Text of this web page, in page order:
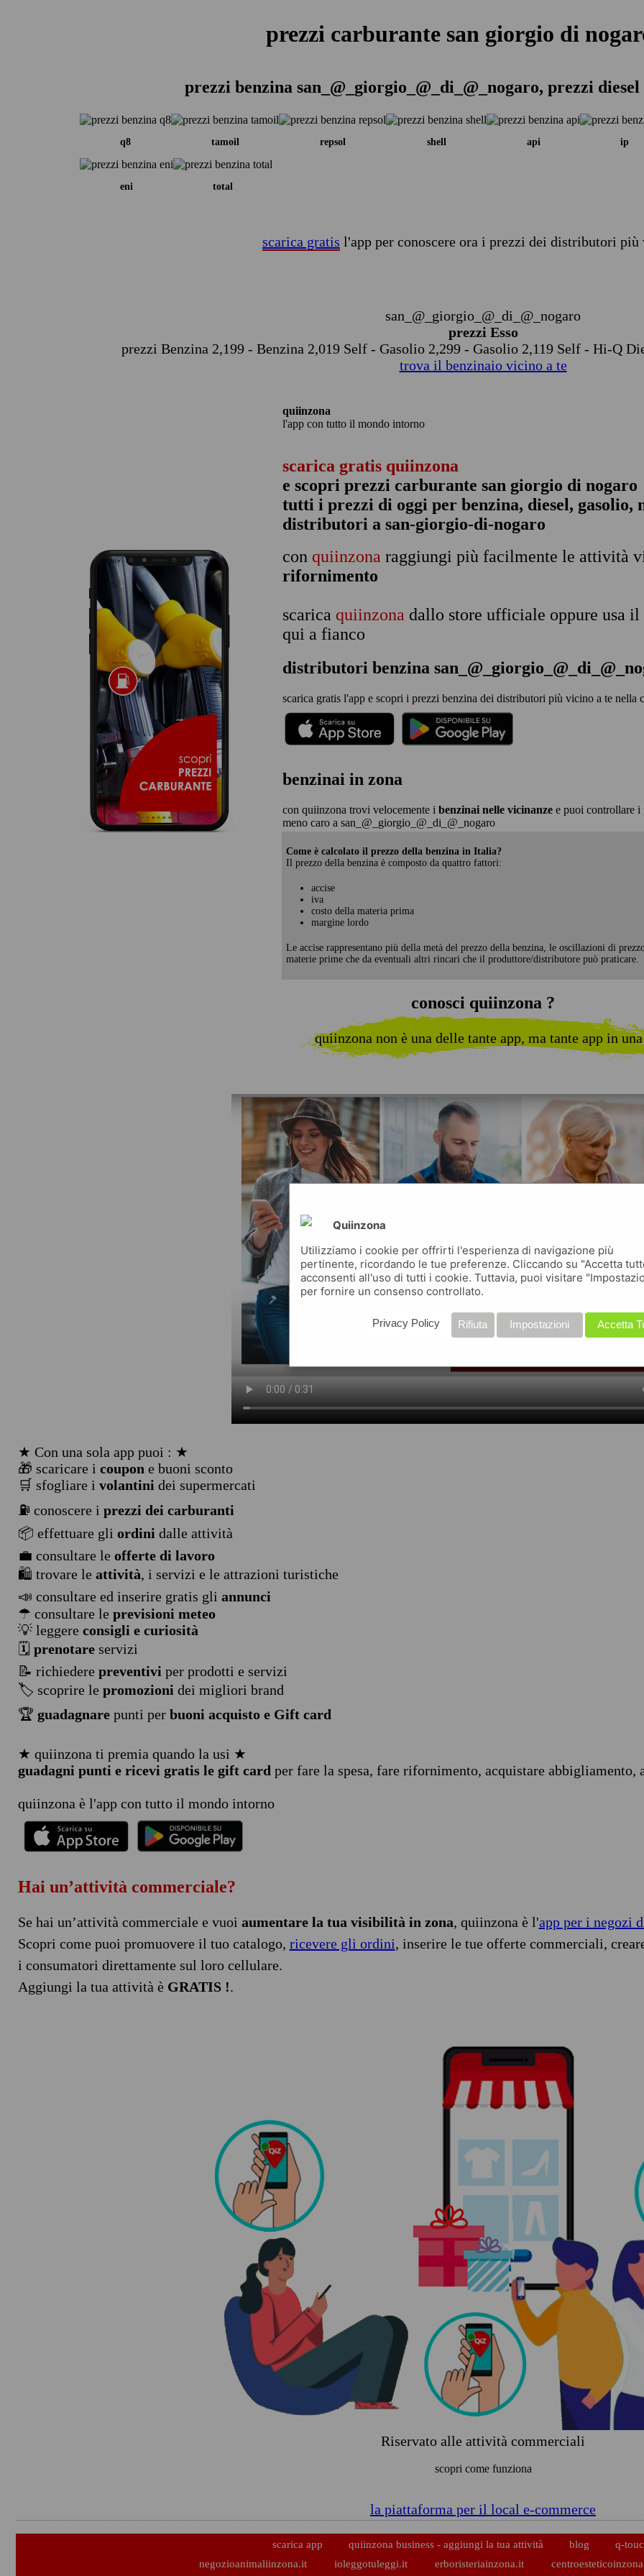
prezzi carburante san giorgio di
prezzi benzina san_@_giorgio_@_di_@_nogaro, prezzi
q8 tamoil repsol shell api ip
eni total
scarica gratis l'app per conoscere ora i prezzi dei distributori più
san_@_giorgio_@_di_@_nogaro
prezzi Esso
prezzi Benzina 2,199 - Benzina 2,019 Self - Gasolio 2,299 - Gasolio 2,119 Self - Hi-Q
trova il benzinaio vicino a te
quiinzona
l'app con tutto il mondo intorno
scarica gratis quiinzona
e scopri prezzi carburante san giorgio di nogaro
tutti i prezzi di oggi per benzina, diesel, gasolio,
distributori a san-giorgio-di-nogaro
con quiinzona raggiungi più facilmente le attività
rifornimento
scarica quiinzona dallo store ufficiale oppure usa il
qui a fianco
distributori benzina
scarica gratis l'app e scopri i prezzi benzina dei distributori più vicino a te
benzinai in zona
con quiinzona trovi velocemente i benzinai nelle vicinanze e puoi controllare i
meno caro a san_@_giorgio_@_di_@_nogaro
Come è calcolato il prezzo della benzina in Italia?
Il prezzo della benzina è composto da quattro fattori:
accise
iva
costo della materia prima
margine lordo
Le accise rappresentano più della metà del prezzo della benzina, le oscillazioni di
materie prime che da eventuali altri rincari che il produttore/distributore può praticare.
conosci quiinzona ?
quiinzona non è una delle tante app, ma tante app in
★ Con una sola app puoi : ★
🎁 scaricare i coupon e buoni sconto
🛒 sfogliare i volantini dei supermercati
⛽ conoscere i prezzi dei carburanti
📦 effettuare gli ordini dalle attività
💼 consultare le offerte di lavoro
🛍️ trovare le attività, i servizi e le attrazioni turistiche
📣 consultare ed inserire gratis gli annunci
☂ consultare le previsioni meteo
💡 leggere consigli e curiosità
🗓️ prenotareservizi
📝 richiedere preventivi per prodotti e servizi
🏷️ scoprire le promozioni dei migliori brand
🏆 guadagnarepunti per buoni acquisto e Gift card
★ quiinzona ti premia quando la usi ★
guadagni punti e ricevi gratis le gift card per fare la spesa, fare rifornimento, acquistare abbigliamento,
quiinzona è l'app con tutto il mondo intorno
Hai un’attività commerciale?
Se hai un’attività commerciale e vuoi aumentare la tua visibilità in zona, quiinzona è l'app per i negozi
Scopri come puoi promuovere il tuo catalogo, ricevere gli ordini, inserire le tue offerte commerciali,
i consumatori direttamente sul loro cellulare.
Aggiungi la tua attività è GRATIS !.
Riservato alle attività commerciali
scopri come funziona
la piattaforma per il local e-commerce
scarica app quiinzona business - aggiungi la tua attività blog
q-
negozioanimaliinzona.it
ioleggotuleggi.it erboristeriainzona.it
Quiinzona
Utilizziamo i cookie per offrirti l'esperienza di navigazione più
pertinente, ricordando le tue preferenze. Cliccando su "Accetta
acconsenti all'uso di tutti i cookie. Tuttavia, puoi visitare
per fornire un consenso controllato.
Accetta
Impostazioni
Rifiuta
Privacy Policy